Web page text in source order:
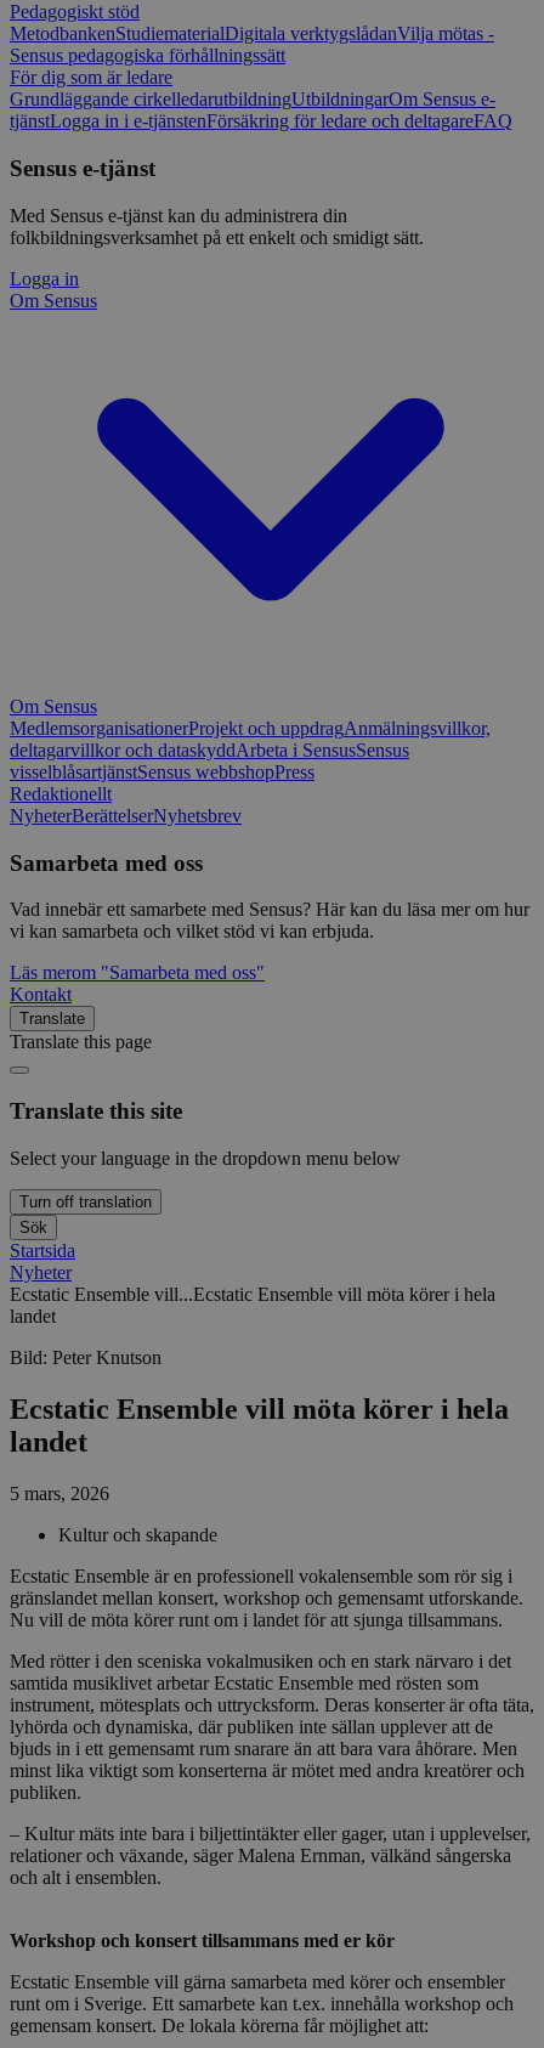
Pedagogiskt stöd
MetodbankenStudiematerialDigitala verktygslådanVilja mötas -
Sensus pedagogiska förhållningssätt
För dig som är ledare
Grundläggande cirkelledarutbildningUtbildningarOm Sensus e-
tjänstLogga in i e-tjänstenFörsäkring för ledare och deltagareFAQ
Sensus e-tjänst
Med Sensus e-tjänst kan du administrera din
folkbildningsverksamhet på ett enkelt och smidigt sätt.
Logga in
Om Sensus
Om Sensus
MedlemsorganisationerProjekt och uppdragAnmälningsvillkor,
deltagarvillkor och dataskyddArbeta i SensusSensus
visselblåsartjänstSensus webbshopPress
Redaktionellt
NyheterBerättelserNyhetsbrev
Samarbeta med oss
Vad innebär ett samarbete med Sensus? Här kan du läsa mer om hur
vi kan samarbeta och vilket stöd vi kan erbjuda.
Läs merom "Samarbeta med oss"
Kontakt
Translate
Translate this page
Translate this site
Select your language in the dropdown menu below
Turn off translation
Sök
Startsida
Nyheter
Ecstatic Ensemble vill...Ecstatic Ensemble vill möta körer i hela
landet
Bild: Peter Knutson
Ecstatic Ensemble vill möta körer i hela
landet
5 mars, 2026
Kultur och skapande
Ecstatic Ensemble är en professionell vokalensemble som rör sig i
gränslandet mellan konsert, workshop och gemensamt utforskande.
Nu vill de möta körer runt om i landet för att sjunga tillsammans.
Med rötter i den sceniska vokalmusiken och en stark närvaro i det
samtida musiklivet arbetar Ecstatic Ensemble med rösten som
instrument, mötesplats och uttrycksform. Deras konserter är ofta täta,
lyhörda och dynamiska, där publiken inte sällan upplever att de
bjuds in i ett gemensamt rum snarare än att bara vara åhörare. Men
minst lika viktigt som konserterna är mötet med andra kreatörer och
publiken.
– Kultur mäts inte bara i biljettintäkter eller gager, utan i upplevelser,
relationer och växande, säger Malena Ernman, välkänd sångerska
och alt i ensemblen.
Workshop och konsert tillsammans med er kör
Ecstatic Ensemble vill gärna samarbeta med körer och ensembler
runt om i Sverige. Ett samarbete kan t.ex. innehålla workshop och
gemensam konsert. De lokala körerna får möjlighet att: